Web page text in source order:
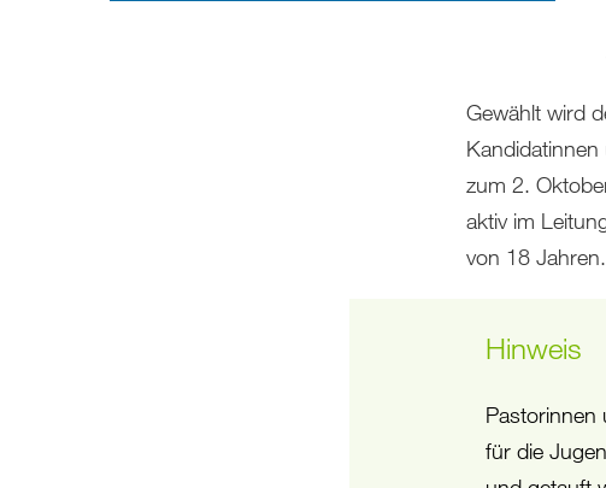
Gewählt wird
zum 2.
aktiv im
von 18 Jahren.
Hinweis
Pastorinnen
für die